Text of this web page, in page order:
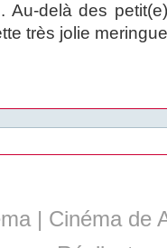
Au-delà des
très jolie
| Cinéma de